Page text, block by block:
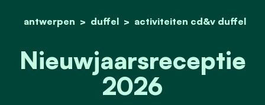
home
antwerpen duffel activiteiten cd&v duffel
nieuwjaarsreceptie 2026
Nieuwjaarsreceptie
2026